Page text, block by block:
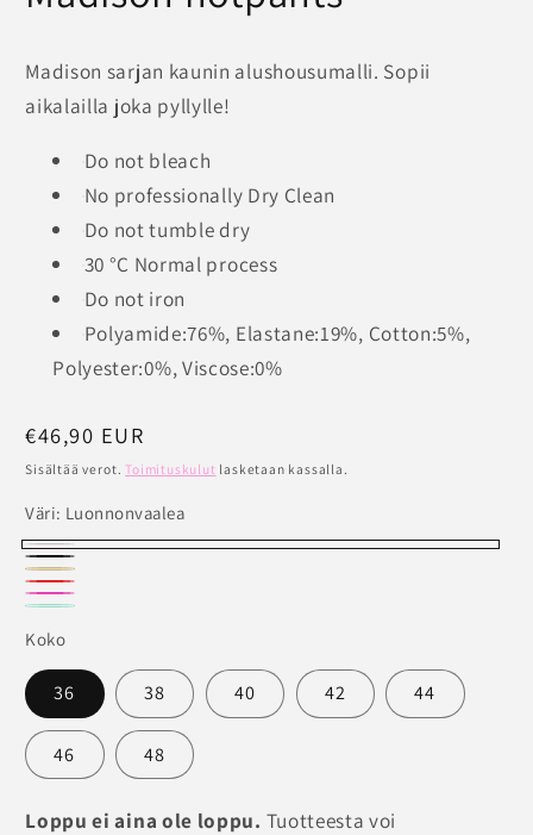
Madison sarjan kaunin alushousumalli. Sopii
aikalailla joka pyllylle!
Do not bleach
No professionally Dry Clean
Do not tumble dry
30 °C Normal process
Do not iron
Polyamide:76%, Elastane:19%, Cotton:5%,
Polyester:0%, Viscose:0%
Normaalihinta
€46,90 EUR
Sisältää verot.Toimituskulut lasketaan kassalla.
Väri: Luonnonvaalea
Luonnonvaalea
Musta
Beige/Nude
Punainen
Fucsia
Koko
36 38 40 42 44
46 48
Loppu ei aina ole loppu. Tuotteesta voi